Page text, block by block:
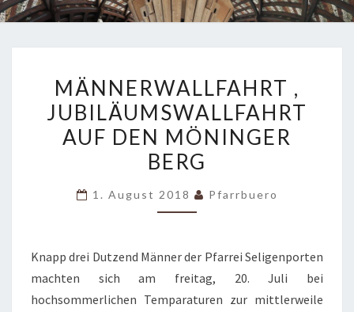
,
JUBILÄUMSWALLFAHRT
AUF
DEN
BERG
MÄNNERWALLFAHRT ,
JUBILÄUMSWALLFAHRT
AUF DEN MÖNINGER
BERG
1. August 2018 Pfarrbuero
Knapp drei Dutzend Männer der Pfarrei Seligenporten
machten sich am freitag, 20. Juli bei
hochsommerlichen Temparaturen zur mittlerweile